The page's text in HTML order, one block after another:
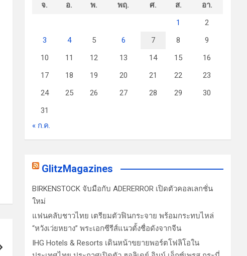
จ. อ. พ. พฤ. ศ. ส.
อา.
1
2
3
4 5 6 7 8
9
10
11 12 13 14 15
16
17
18 19 20 21 22
23
24
25 26 27 28 29
30
31
« ก.ค.
GlitzMagazines
BIRKENSTOCK จับมือกับ ADERERROR เปิดตัวคอลเลกชั่น
ใหม่
แฟนคลับชาวไทย เตรียมตัวฟินกระจาย พร้อมกระทบไหล่
“หวังเว่ยหยาง” พระเอกซีรีส์แนวตั้งชื่อดังจากจีน
IHG Hotels & Resorts เดินหน้าขยายพอร์ตโฟลิโอใน